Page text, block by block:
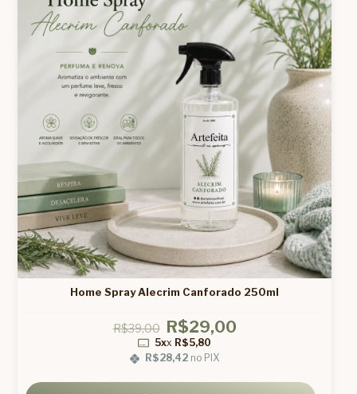
Home Spray Alecrim Canforado 250ml
R$39,00 R$29,00
5xx R$5,80
R$28,42 no PIX